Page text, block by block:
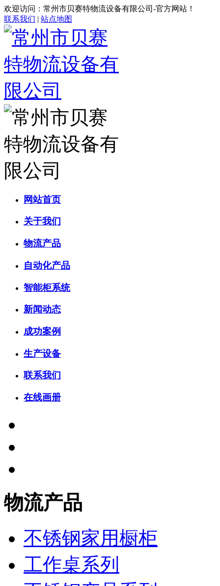
欢迎访问：常州市贝赛特物流设备有限公司-官方网站！
联系我们 | 站点地图
网站首页
关于我们
物流产品
自动化产品
智能柜系统
新闻动态
成功案例
生产设备
联系我们
在线画册
物流产品
不锈钢家用橱柜
工作桌系列